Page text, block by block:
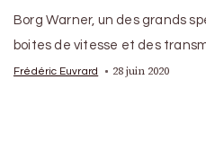
Borg Warner, un des grands
boites de vitesse et des
Frédéric Euvrard 28 juin 2020